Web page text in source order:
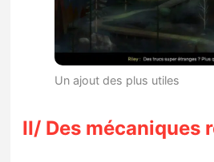
Un ajout des plus utiles
II/ Des mécaniques